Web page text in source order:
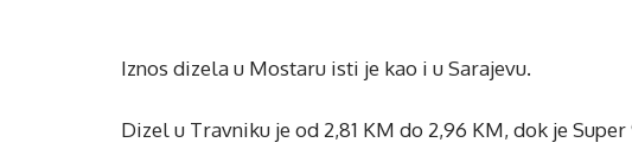
Iznos dizela u Mostaru isti je kao i u Sarajevu.
Dizel u Travniku je od 2,81 KM do 2,96 KM, dok je